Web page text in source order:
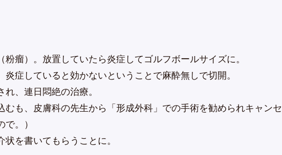
瘤）。放置していたら炎症してゴルフボールサイズに。
症していると効かないということで麻酔無しで切開。
、連日悶絶の治療。
むも、皮膚科の先生から「形成外科」での手術を勧められキャンセ
。）
を書いてもらうことに。